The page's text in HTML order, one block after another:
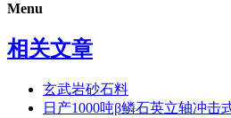
Menu
相关文章
玄武岩砂石料
日产1000吨β鳞石英立轴冲击